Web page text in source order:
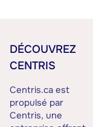
DÉCOUVREZ
CENTRIS
Centris.ca est
propulsé par
Centris, une